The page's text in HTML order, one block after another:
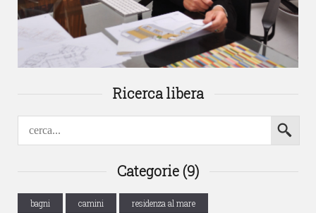
Ricerca libera
Categorie (9)
bagni camini residenza al mare